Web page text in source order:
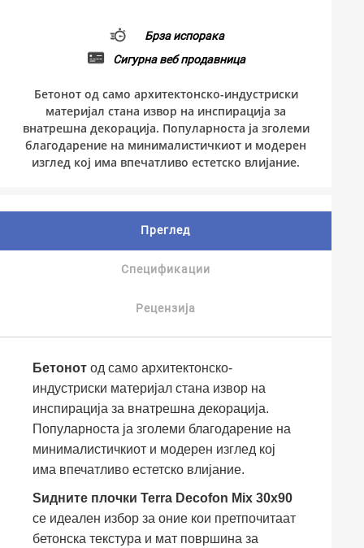
Брза испорака
Сигурна веб продавница
Бетонот од само архитектонско-индустриски
материјал стана извор на инспирација за
внатрешна декорација. Популарноста ја зголеми
благодарение на минималистичкиот и модерен
изглед кој има впечатливо естетско влијание.
Преглед
Спецификации
Рецензија
Бетонот од само архитектонско-
индустриски материјал стана извор на
инспирација за внатрешна декорација.
Популарноста ја зголеми благодарение на
минималистичкиот и модерен изглед кој
има впечатливо естетско влијание.
Ѕидните плочки Terra Decofon Mix 30x90
се идеален избор за оние кои претпочитаат
бетонска текстура и мат површина за